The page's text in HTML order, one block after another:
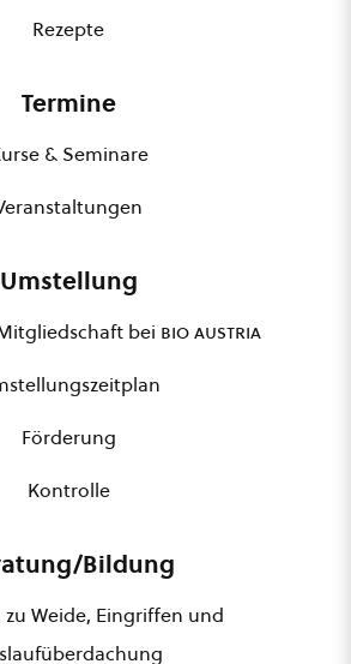
Rezepte
Termine
& Seminare
Umstellung
bei bio austria
Förderung
Kontrolle
Bildung
Weide, Eingriffen und